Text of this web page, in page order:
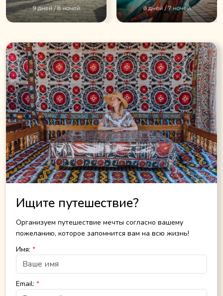
Ищите путешествие?
Организуем путешествие мечты согласно вашему
пожеланию, которое запомнится вам на всю жизнь!
Имя: *
Email: *